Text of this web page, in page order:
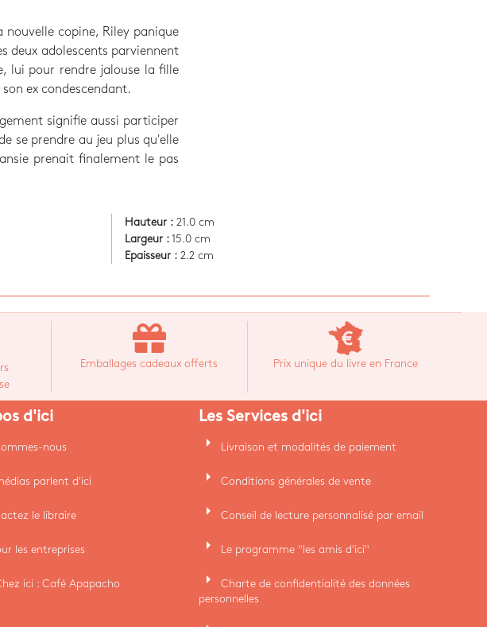
copine, Riley panique
deux adolescents parviennent
lui pour rendre jalouse la fille
ex condescendant.
signifie aussi participer
se prendre au jeu plus qu'elle
prenait finalement le pas
Hauteur : 21.0 cm
Largeur : 15.0 cm
Epaisseur : 2.2 cm
Emballages cadeaux offerts Prix unique du livre en France
d'ici
nous
parlent d'ici
le libraire
les entreprises
ici : Café Apapacho
Les Services d'ici
arrow_right Livraison et modalités de paiement
arrow_right Conditions générales de vente
arrow_right Conseil de lecture personnalisé par email
arrow_right Le programme "les amis d'ici"
arrow_right
Charte de confidentialité des données
personnelles